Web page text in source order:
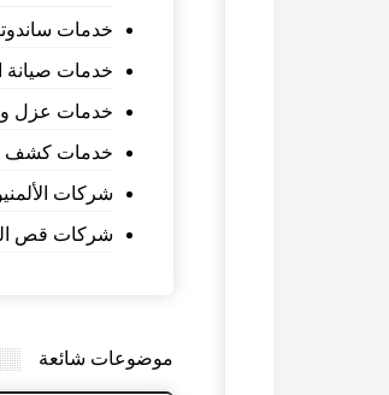
خدمات
خدمات صيانة
خدمات عزل
خدمات كشف
شركات
شركات قص
موضوعات شائعة